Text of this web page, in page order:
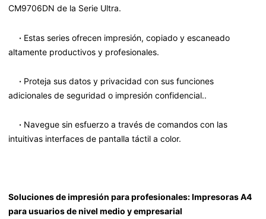
CM9706DN de la Serie Ultra.
· Estas series ofrecen impresión, copiado y escaneado
altamente productivos y profesionales.
· Proteja sus datos y privacidad con sus funciones
adicionales de seguridad o impresión confidencial..
· Navegue sin esfuerzo a través de comandos con las
intuitivas interfaces de pantalla táctil a color.
Soluciones de impresión para profesionales: Impresoras A4
para usuarios de nivel medio y empresarial